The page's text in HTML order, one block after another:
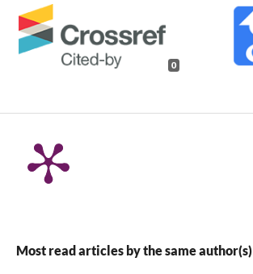
0
Most read articles by the same author(s)